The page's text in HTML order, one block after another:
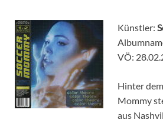
Künstler:
VÖ:
Hinter
Mommy
aus